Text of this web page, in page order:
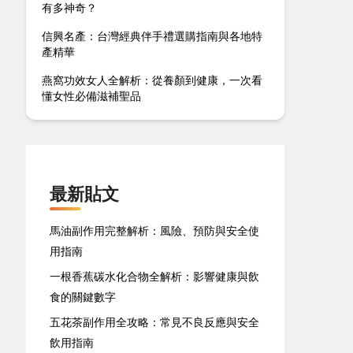
有多神奇？
信興名產：台灣經典伴手禮選購指南與各地特
產精華
燕窩功效女人全解析：從養顏到健康，一次看
懂女性必備滋補聖品
最新貼文
馬油副作用完整解析：風險、預防與安全使
用指南
一根香蕉碳水化合物全解析：影響健康與飲
食的關鍵數字
五花茶副作用全攻略：常見不良反應與安全
飲用指南